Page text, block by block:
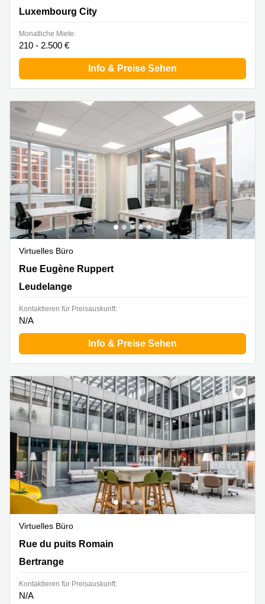
Luxembourg City
Monatliche Miete:
210 - 2.500 €
Info & Preise Sehen
Virtuelles Büro
Rue Eugène Ruppert 11, Leudelange
Rue Eugène Ruppert
Leudelange
Kontaktieren für Preisauskunft:
N/A
Info & Preise Sehen
Virtuelles Büro
33-39 rue du Puits Romain, Bertrange
Rue du puits Romain
Bertrange
Kontaktieren für Preisauskunft:
N/A